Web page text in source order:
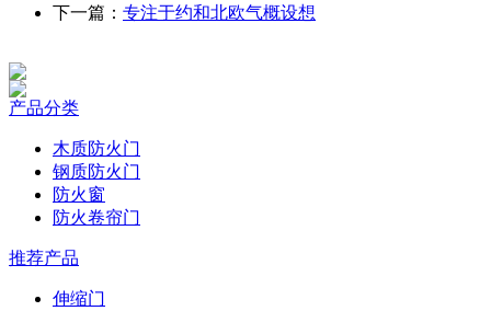
下一篇： 专注于约和北欧气概设想
产品分类
木质防火门
钢质防火门
防火窗
防火卷帘门
推荐产品
伸缩门